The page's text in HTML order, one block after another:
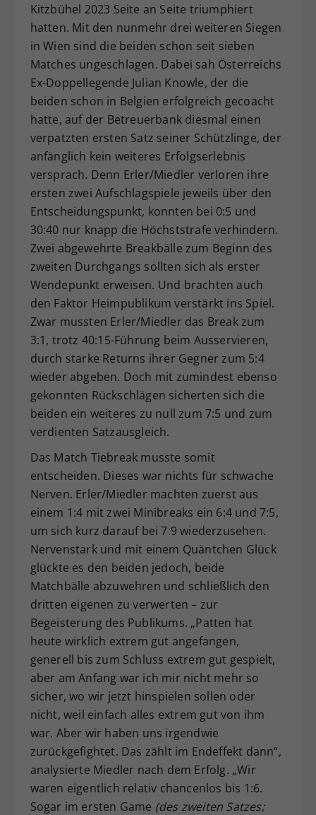
Kitzbühel 2023 Seite an Seite triumphiert
hatten. Mit den nunmehr drei weiteren Siegen
in Wien sind die beiden schon seit sieben
Matches ungeschlagen. Dabei sah Österreichs
Ex-Doppellegende Julian Knowle, der die
beiden schon in Belgien erfolgreich gecoacht
hatte, auf der Betreuerbank diesmal einen
verpatzten ersten Satz seiner Schützlinge, der
anfänglich kein weiteres Erfolgserlebnis
versprach. Denn Erler/Miedler verloren ihre
ersten zwei Aufschlagspiele jeweils über den
Entscheidungspunkt, konnten bei 0:5 und
30:40 nur knapp die Höchststrafe verhindern.
Zwei abgewehrte Breakbälle zum Beginn des
zweiten Durchgangs sollten sich als erster
Wendepunkt erweisen. Und brachten auch
den Faktor Heimpublikum verstärkt ins Spiel.
Zwar mussten Erler/Miedler das Break zum
3:1, trotz 40:15-Führung beim Ausservieren,
durch starke Returns ihrer Gegner zum 5:4
wieder abgeben. Doch mit zumindest ebenso
gekonnten Rückschlägen sicherten sich die
beiden ein weiteres zu null zum 7:5 und zum
verdienten Satzausgleich.
Das Match Tiebreak musste somit
entscheiden. Dieses war nichts für schwache
Nerven. Erler/Miedler machten zuerst aus
einem 1:4 mit zwei Minibreaks ein 6:4 und 7:5,
um sich kurz darauf bei 7:9 wiederzusehen.
Nervenstark und mit einem Quäntchen Glück
glückte es den beiden jedoch, beide
Matchbälle abzuwehren und schließlich den
dritten eigenen zu verwerten – zur
Begeisterung des Publikums. „Patten hat
heute wirklich extrem gut angefangen,
generell bis zum Schluss extrem gut gespielt,
aber am Anfang war ich mir nicht mehr so
sicher, wo wir jetzt hinspielen sollen oder
nicht, weil einfach alles extrem gut von ihm
war. Aber wir haben uns irgendwie
zurückgefightet. Das zählt im Endeffekt dann“,
analysierte Miedler nach dem Erfolg. „Wir
waren eigentlich relativ chancenlos bis 1:6.
Sogar im ersten Game (des zweiten Satzes;